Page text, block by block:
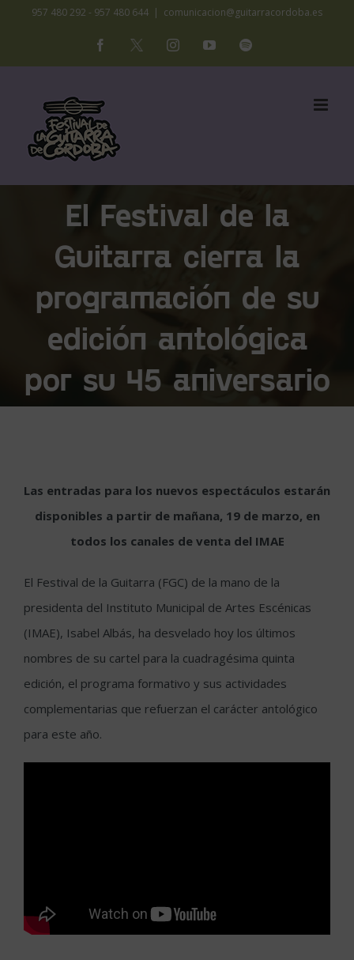
contenido
957 480 292 - 957 480 644 | comunicacion@guitarracordoba.es
Facebook
X InstagramYouTubeSpotify
El Festival de la
Guitarra cierra la
programación de su
edición antológica
por su 45 aniversario
Las entradas para los nuevos espectáculos estarán
disponibles a partir de mañana, 19 de marzo, en
todos los canales de venta del IMAE
El Festival de la Guitarra (FGC) de la mano de la
presidenta del Instituto Municipal de Artes Escénicas
(IMAE), Isabel Albás, ha desvelado hoy los últimos
nombres de su cartel para la cuadragésima quinta
edición, el programa formativo y sus actividades
complementarias que refuerzan el carácter antológico
para este año.